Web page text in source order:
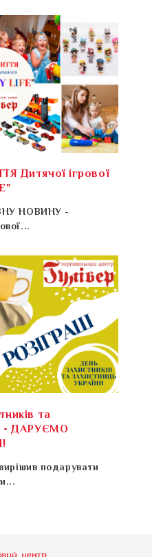
Дитячої ігрової
НОВИНУ -
та
- ДАРУЄМО
подарувати